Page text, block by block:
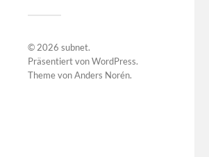
© 2026 subnet.
Präsentiert vonWordPress.
Theme vonAnders Norén.